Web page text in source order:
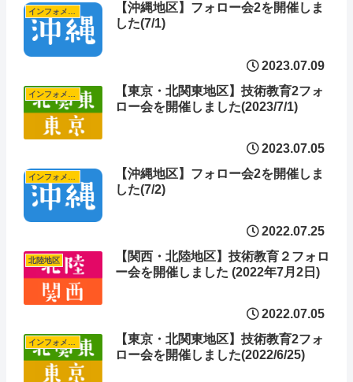
【沖縄地区】フォロー会2を開催しま
した(7/1)
2023.07.09
インフォメーション
【東京・北関東地区】技術教育2フォ
ロー会を開催しました(2023/7/1)
2023.07.05
【沖縄地区】フォロー会2を開催しま
した(7/2)
2022.07.25
北陸地区
【関西・北陸地区】技術教育２フォロ
ー会を開催しました (2022年7月2日)
2022.07.05
【東京・北関東地区】技術教育2フォ
ロー会を開催しました(2022/6/25)